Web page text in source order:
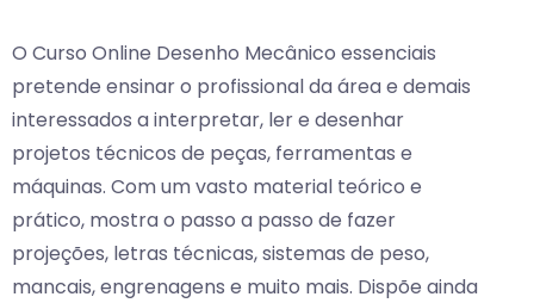
O Curso Online Desenho Mecânico essenciais
pretende ensinar o profissional da área e demais
interessados a interpretar, ler e desenhar
projetos técnicos de peças, ferramentas e
máquinas. Com um vasto material teórico e
prático, mostra o passo a passo de fazer
projeções, letras técnicas, sistemas de peso,
mancais, engrenagens e muito mais. Dispõe ainda